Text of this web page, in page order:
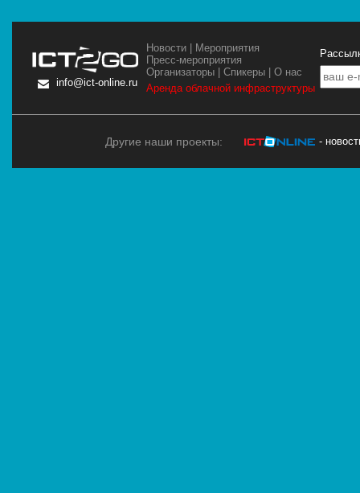
info@ict-online.ru
Новости | Мероприятия
Пресс-мероприятия
Организаторы |Спикеры |О нас
Аренда облачной инфраструктуры
Другие наши проекты: -